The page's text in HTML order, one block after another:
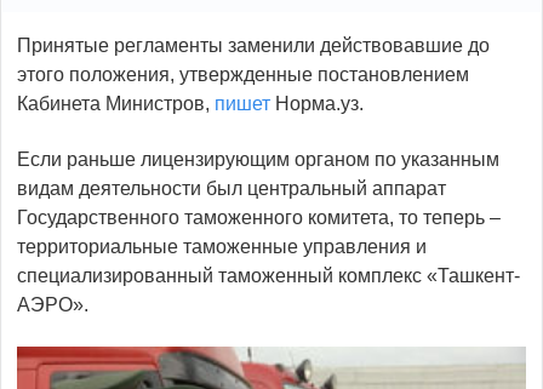
Принятые регламенты заменили действовавшие до
этого положения, утвержденные постановлением
Кабинета Министров, пишет Норма.уз.
Если раньше лицензирующим органом по указанным
видам деятельности был центральный аппарат
Государственного таможенного комитета, то теперь –
территориальные таможенные управления и
специализированный таможенный комплекс «Ташкент-
АЭРО».